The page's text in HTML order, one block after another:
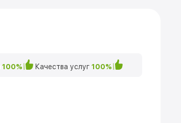
100% Качества услуг 100%